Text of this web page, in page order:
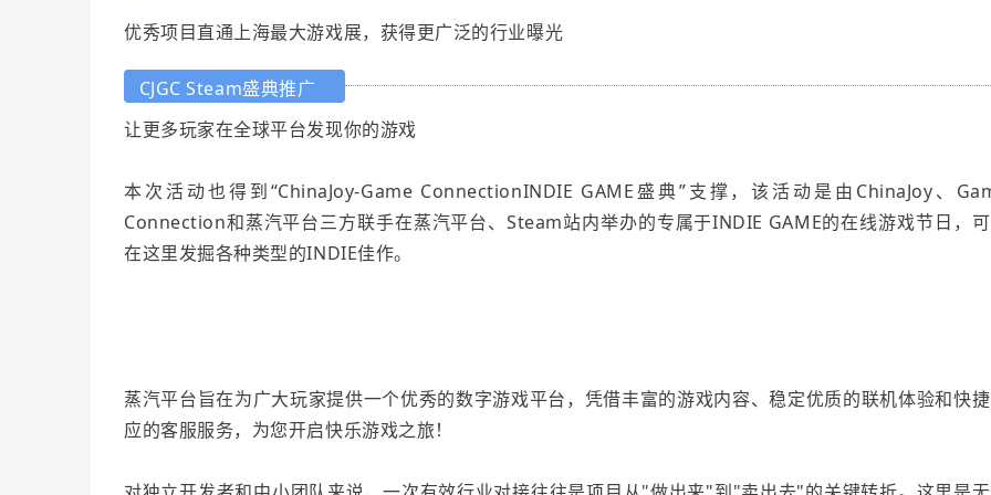
优秀项目直通上海最大游戏展，获得更广泛的行业曝光
CJGC Steam盛典推广
让更多玩家在全球平台发现你的游戏
本次活动也得到“ChinaJoy-Game ConnectionINDIE GAME盛典”支撑，该活动是由ChinaJoy、
Connection和蒸汽平台三方联手在蒸汽平台、Steam站内举办的专属于INDIE GAME的在线游戏节日，
在这里发掘各种类型的INDIE佳作。
蒸汽平台旨在为广大玩家提供一个优秀的数字游戏平台，凭借丰富的游戏内容、稳定优质的联机体验和快
应的客服服务，为您开启快乐游戏之旅！